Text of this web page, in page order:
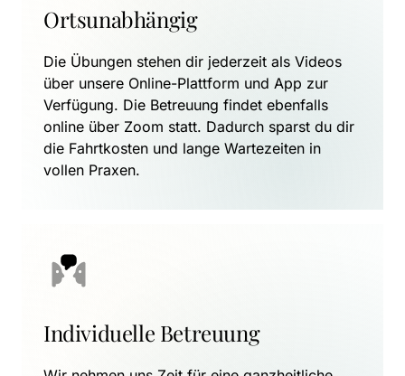
Ortsunabhängig
Die Übungen stehen dir jederzeit als Videos
über unsere Online-Plattform und App zur
Verfügung. Die Betreuung findet ebenfalls
online über Zoom statt. Dadurch sparst du dir
die Fahrtkosten und lange Wartezeiten in
vollen Praxen.
Individuelle Betreuung